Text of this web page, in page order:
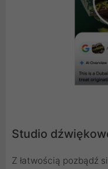
Studio
Z łatwością pozbądź